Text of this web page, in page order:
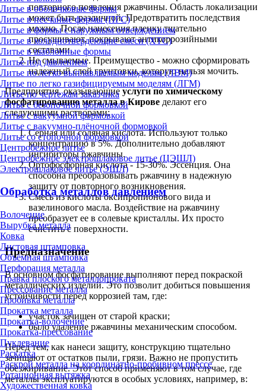
Литье в оболочковые формы
Литье в песчаные формы (ПГС)
Литье в формы с наружным отверждением
Литье в холоднотвердеющие смеси (ХТС)
Литье в шаблонные формы
Литье под давлением
Литье по легко выплавляемым моделям (ЛВМ)
Литье по легко газифицируемым моделям (ЛГМ)
Литье по чертежам заказчика
Литье с безопочной формовкой
Литье с вакуумной формовкой
Литье с вакуумно-плёночной формовкой
Литье со стопочной формовкой
Центробежное литье
Центробежное электрошлаковое литье (ЦЭШЛ)
Электрошлаковое литье (ЭШЛ)
Обработка металлов давлением
Волочение
Вырубка металла
Ковка
Листовая штамповка
Объёмная штамповка
Перфорация металла
Правка плоского металлопроката
Прессование металла
Пробивка металла
Прокатка металла
Прокатка-волочение
Прокатка-прессование
Пуклевание
Раскатка
Раскрой металла на координатно-пробивном прессе
Ротационная вытяжка
Художественная ковка
повторного появления ржавчины. Область локализации
может быть различной. Предотвратить последствия
можно. После нанесения пленку тщательно
просушивают, покрывают антикоррозийными
составами.
Не смываемые. Преимущество - можно сформировать
надежный слой грунтовки, которую нельзя мочить.
Предприятия, оказывающиеуслуги по химическому
фосфатированию металла в Кирове делают его
следующими растворами:
Серная или соляная кислота. Используют только
концентрацию в 5%. Дополнительно добавляют
ингибиторы ржавчины.
Ортофосфорная кислота - 15-30%. Эссенция. Она
способна преобразовывать ржавчину в надежную
защиту от повторного возникновения.
Смесь из кислоты оксипропионового вида и
вазелинового масла. Воздействие на ржавчину
преобразует ее в солевые кристаллы. Их просто
счистить с поверхности.
Предназначение
В основном фосфатирование выполняют перед покраской
металлических изделий. Это позволит добиться повышения
устойчивости перед коррозией там, где:
участок зачищен от старой краски;
было удаление ржавчины механическим способом.
Перед тем, как нанеси защиту, конструкцию тщательно
зачищают от остатков пыли, грязи. Важно не пропустить
обезжиривание. Этот способ применяют в том случае, где
металлы эксплуатируются в особых условиях, например, в: